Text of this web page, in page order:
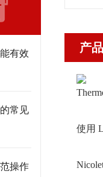
有效
常见
操作
产
使用